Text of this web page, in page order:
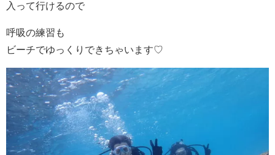
入って行けるので
呼吸の練習も
ビーチでゆっくりできちゃいます♡